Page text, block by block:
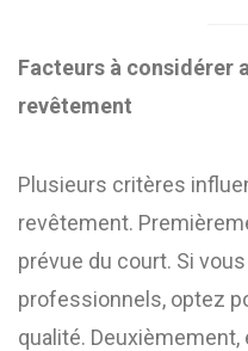
Facteurs à considérer
revêtement
Plusieurs critères
revêtement.
prévue du court. Si
professionnels, optez
qualité.